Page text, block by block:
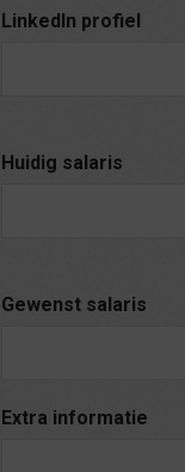
LinkedIn profiel
Huidig salaris
Gewenst salaris
Extra informatie